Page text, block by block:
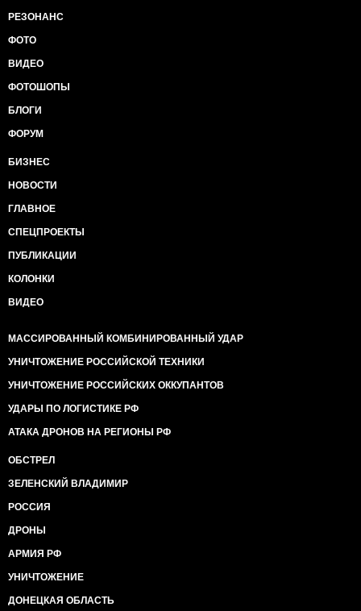
РЕЗОНАНС
ФОТО
ВИДЕО
ФОТОШОПЫ
БЛОГИ
ФОРУМ
БИЗНЕС
НОВОСТИ
ГЛАВНОЕ
СПЕЦПРОЕКТЫ
ПУБЛИКАЦИИ
КОЛОНКИ
ВИДЕО
МАССИРОВАННЫЙ КОМБИНИРОВАННЫЙ УДАР
УНИЧТОЖЕНИЕ РОССИЙСКОЙ ТЕХНИКИ
УНИЧТОЖЕНИЕ РОССИЙСКИХ ОККУПАНТОВ
УДАРЫ ПО ЛОГИСТИКЕ РФ
АТАКА ДРОНОВ НА РЕГИОНЫ РФ
ОБСТРЕЛ
ЗЕЛЕНСКИЙ ВЛАДИМИР
РОССИЯ
ДРОНЫ
АРМИЯ РФ
УНИЧТОЖЕНИЕ
ДОНЕЦКАЯ ОБЛАСТЬ